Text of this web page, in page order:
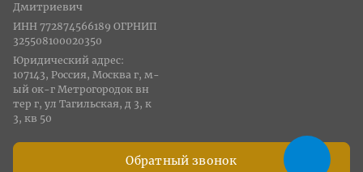
Обратный звонок
Дмитриевич
ИНН 772874566189 ОГРНИП
325508100020350
Юридический адрес:
107143, Россия, Москва г, м-
ый ок-г Метрогородок вн
тер г, ул Тагильская, д 3, к
3, кв 50